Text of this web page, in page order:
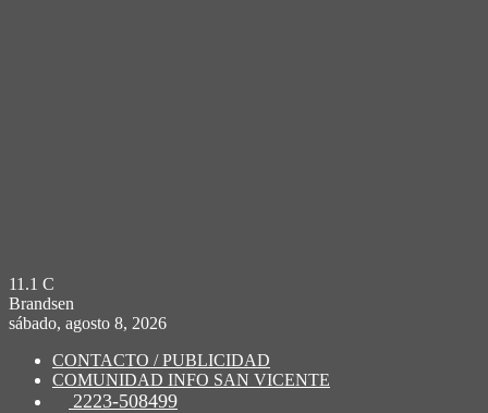
11.1 C
Brandsen
sábado, agosto 8, 2026
CONTACTO / PUBLICIDAD
COMUNIDAD INFO SAN VICENTE
2223-508499